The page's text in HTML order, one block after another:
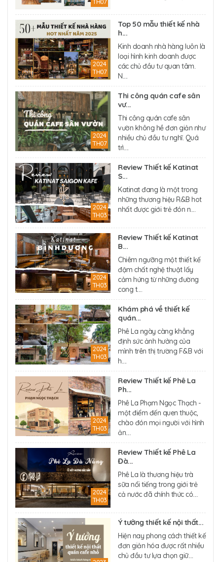
2024
TH07
Top 50 mẫu thiết kế nhà
h...
Kinh doanh nhà hàng luôn là
loại hình kinh doanh được
các chủ đầu tư quan tâm.
N....
2024
TH07
Thi công quán cafe sân
vư...
Thi công quán cafe sân
vườn không hề đơn giản như
nhiều chủ đầu tư nghĩ. Quá
trì....
2024
TH03
Review Thiết kế Katinat
S...
Katinat đang là một trong
những thương hiệu R&B hot
nhất được giới trẻ đón n....
2024
TH03
Review Thiết kế Katinat
B...
Chiêm ngưỡng một thiết kế
đậm chất nghệ thuật lấy
cảm hứng từ những đường
cong t....
2024
TH03
Khám phá về thiết kế
quán...
Phê La ngày càng khẳng
định sức ảnh hưởng của
mình trên thị trường F&B với
h....
2024
TH03
Review Thiết kế Phê La
Ph...
Phê La Phạm Ngọc Thạch -
một điểm đến quen thuộc,
chào đón mọi người với hình
ản....
2024
TH03
Review Thiết kế Phê La
Đà...
Phê La là thương hiệu trà
sữa nổi tiếng trong giới trẻ
cả nước đã chính thức có....
Ý tưởng thiết kế nội thất...
Hiện nay phong cách thiết kế
đơn giản hóa được rất nhiều
chủ đầu tư lựa chọn giữ....